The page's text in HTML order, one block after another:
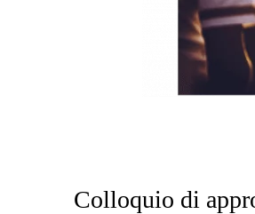
Colloquio di